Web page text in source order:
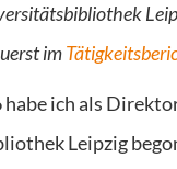
im
habe ich als
Leipzig